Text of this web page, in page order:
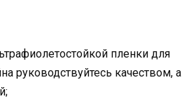
пленки для
руководствуйтесь качеством, а